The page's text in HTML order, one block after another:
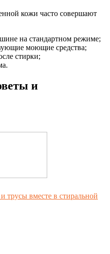
кожи часто совершают
на стандартном режиме;
моющие средства;
стирки;
и
трусы вместе в стиральной